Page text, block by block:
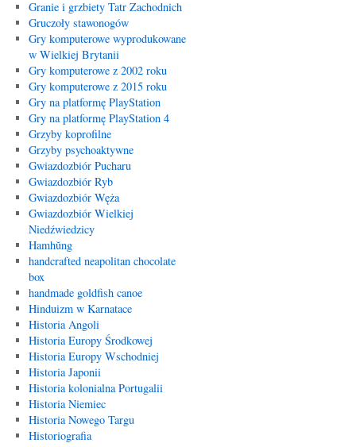
Granie i grzbiety Tatr Zachodnich
Gruczoły stawonogów
Gry komputerowe wyprodukowane
w Wielkiej Brytanii
Gry komputerowe z 2002 roku
Gry komputerowe z 2015 roku
Gry na platformę PlayStation
Gry na platformę PlayStation 4
Grzyby koprofilne
Grzyby psychoaktywne
Gwiazdozbiór Pucharu
Gwiazdozbiór Ryb
Gwiazdozbiór Węża
Gwiazdozbiór Wielkiej
Niedźwiedzicy
Hamhŭng
handcrafted neapolitan chocolate
box
handmade goldfish canoe
Hinduizm w Karnatace
Historia Angoli
Historia Europy Środkowej
Historia Europy Wschodniej
Historia Japonii
Historia kolonialna Portugalii
Historia Niemiec
Historia Nowego Targu
Historiografia